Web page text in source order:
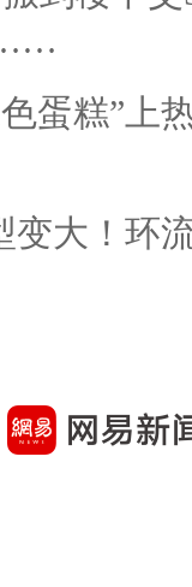
……
蛋糕”上
变大！环